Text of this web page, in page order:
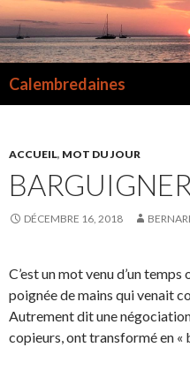
Calembredaines
ACCUEIL, MOT DU JOUR
BARGUIGNER
DÉCEMBRE 16, 2018
C’est un mot venu d’un
poignée de mains qui venait
Autrement dit une
copieurs, ont transformé en «